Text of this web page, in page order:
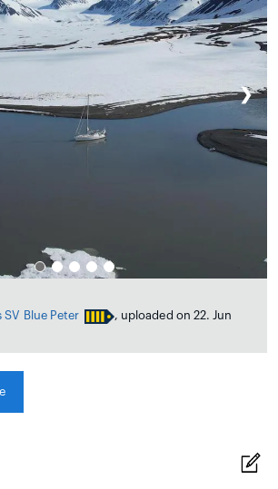
❯
SV Blue Peter
, uploaded on 22. Jun